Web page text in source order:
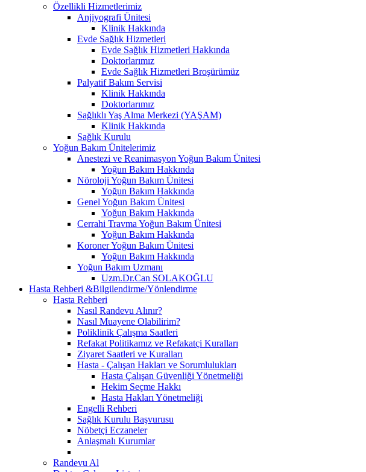
Özellikli Hizmetlerimiz
Anjiyografi Ünitesi
Klinik Hakkında
Evde Sağlık Hizmetleri
Evde Sağlık Hizmetleri Hakkında
Doktorlarımız
Evde Sağlık Hizmetleri Broşürümüz
Palyatif Bakım Servisi
Klinik Hakkında
Doktorlarımız
Sağlıklı Yaş Alma Merkezi (YAŞAM)
Klinik Hakkında
Sağlık Kurulu
Yoğun Bakım Ünitelerimiz
Anestezi ve Reanimasyon Yoğun Bakım Ünitesi
Yoğun Bakım Hakkında
Nöroloji Yoğun Bakım Ünitesi
Yoğun Bakım Hakkında
Genel Yoğun Bakım Ünitesi
Yoğun Bakım Hakkında
Cerrahi Travma Yoğun Bakım Ünitesi
Yoğun Bakım Hakkında
Koroner Yoğun Bakım Ünitesi
Yoğun Bakım Hakkında
Yoğun Bakım Uzmanı
Uzm.Dr.Can SOLAKOĞLU
Hasta Rehberi &Bilgilendirme/Yönlendirme
Hasta Rehberi
Nasıl Randevu Alınır?
Nasıl Muayene Olabilirim?
Poliklinik Çalışma Saatleri
Refakat Politikamız ve Refakatçi Kuralları
Ziyaret Saatleri ve Kuralları
Hasta - Çalışan Hakları ve Sorumlulukları
Hasta Çalışan Güvenliği Yönetmeliği
Hekim Seçme Hakkı
Hasta Hakları Yönetmeliği
Engelli Rehberi
Sağlık Kurulu Başvurusu
Nöbetçi Eczaneler
Anlaşmalı Kurumlar
Randevu Al